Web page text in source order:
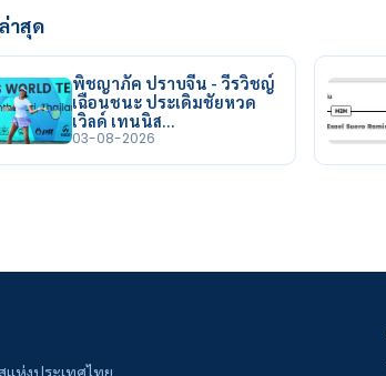
าสุด
พิชญาภัค ปราบจีน - วีรวิชญ์
เฉือนชนะ ประเดิมชัยหวด
เวิลด์ เทนนิส…
03-08-2026
ห่งประเทศไทย